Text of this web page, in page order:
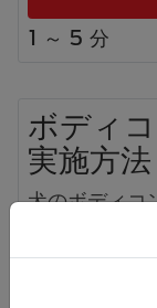
1 ～ 5 分
ボディ
実施方
犬のボディコ